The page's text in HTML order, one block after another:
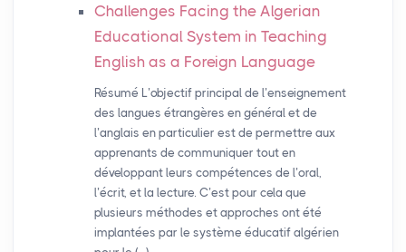
Challenges Facing the Algerian
Educational System in Teaching
English as a Foreign Language
Résumé L’objectif principal de l’enseignement
des langues étrangères en général et de
l’anglais en particulier est de permettre aux
apprenants de communiquer tout en
développant leurs compétences de l’oral,
l’écrit, et la lecture. C’est pour cela que
plusieurs méthodes et approches ont été
implantées par le système éducatif algérien